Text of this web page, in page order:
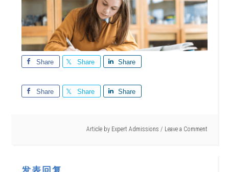
Share Share Share
Share Share Share
Article by Expert Admissions Leave a Comment